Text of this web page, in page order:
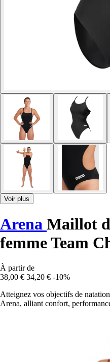
Voir plus
Arena Maillot
femme Team
À partir de
38,00 € 34,20 € -10%
Atteignez vos objectifs de
Arena, alliant confort,